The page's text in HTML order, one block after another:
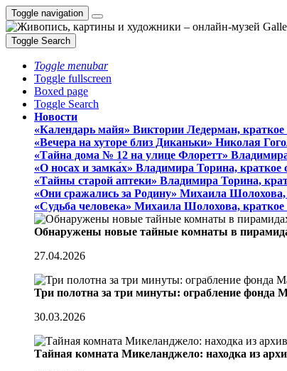
Toggle navigation
Toggle Search
Toggle menubar
Toggle fullscreen
Boxed page
Toggle Search
Новости
«Календарь майя» Виктории Ледерман, краткое
«Вечера на хуторе близ Диканьки» Николая
«Тайна дома № 12 на улице Флоретт»
«О носах и замка́х» Владимира Торина, краткое
«Тайны старой аптеки» Владимира Торина,
«Они сражались за Родину» Михаила Шолохова,
«Судьба человека» Михаила Шолохова, краткое
Обнаружены новые тайные комнаты в
27.04.2026
Три полотна за три минуты: ограбление фонда
30.03.2026
Тайная комната Микеланджело: находка из